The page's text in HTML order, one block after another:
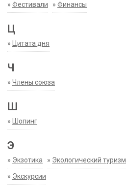
» Фестивали » Финансы
Ц
» Цитата дня
Ч
» Члены союза
Ш
» Шопинг
Э
» Экзотика » Экологический туризм
» Экскурсии